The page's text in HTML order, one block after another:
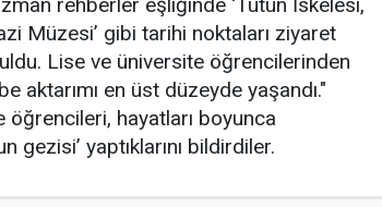
Müzesi’ gibi tarihi noktaları ziyaret
Lise ve üniversite öğrencilerinden
aktarımı en üst düzeyde yaşandı."
öğrencileri, hayatları boyunca
gezisi’ yaptıklarını bildirdiler.